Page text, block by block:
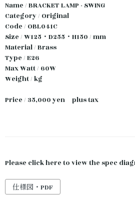
Name / BRACKET LAMP - SWING
Category / Original
Code / OBL041C
Size / W125・D255・H150 / mm
Material / Brass
Type / E26
Max Watt / 60W
Weight / kg
Price / 35,000 yen plus tax
Please click here to view the spec
仕様図・PDF